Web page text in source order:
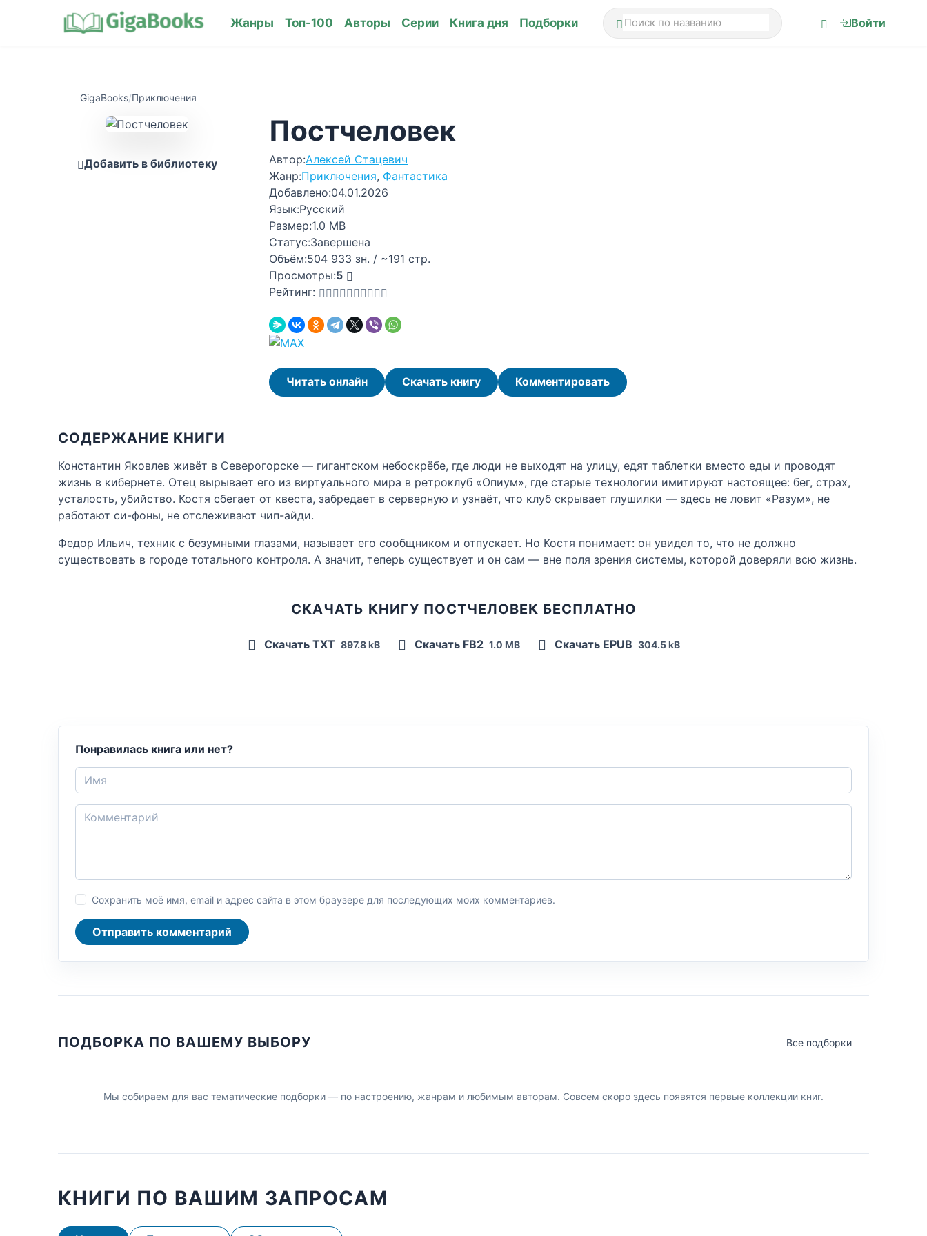
Жанры Топ-100 Авторы Серии Книга дня Подборки Войти
GigaBooks/Приключения
Добавить в библиотеку
Постчеловек
Автор:Алексей Стацевич
Жанр:Приключения, Фантастика
Добавлено:04.01.2026
Язык:Русский
Размер:1.0 MB
Статус:Завершена
Объём:504 933 зн. / ~191 стр.
Просмотры:5
Рейтинг:
Читать онлайн Скачать книгу Комментировать
СОДЕРЖАНИЕ КНИГИ
Константин Яковлев живёт в Северогорске — гигантском небоскрёбе, где люди не выходят на улицу, едят таблетки вместо еды и проводят
жизнь в кибернете. Отец вырывает его из виртуального мира в ретроклуб «Опиум», где старые технологии имитируют настоящее: бег, страх,
усталость, убийство. Костя сбегает от квеста, забредает в серверную и узнаёт, что клуб скрывает глушилки — здесь не ловит «Разум», не
работают си-фоны, не отслеживают чип-айди.
Федор Ильич, техник с безумными глазами, называет его сообщником и отпускает. Но Костя понимает: он увидел то, что не должно
существовать в городе тотального контроля. А значит, теперь существует и он сам — вне поля зрения системы, которой доверяли всю жизнь.
СКАЧАТЬ КНИГУ ПОСТЧЕЛОВЕК БЕСПЛАТНО
Скачать TXT 897.8 kB Скачать FB2 1.0 MB Скачать EPUB 304.5 kB
Понравилась книга или нет?
Сохранить моё имя, email и адрес сайта в этом браузере для последующих моих комментариев.
Отправить комментарий
ПОДБОРКА ПО ВАШЕМУ ВЫБОРУ Все подборки
Мы собираем для вас тематические подборки — по настроению, жанрам и любимым авторам. Совсем скоро здесь появятся первые коллекции книг.
КНИГИ ПО ВАШИМ ЗАПРОСАМ